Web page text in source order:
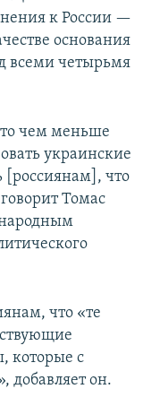
к России —
основания
всеми четырьмя
чем меньше
украинские
[россиянам], что
Томас
что «те
которые с
добавляет он.